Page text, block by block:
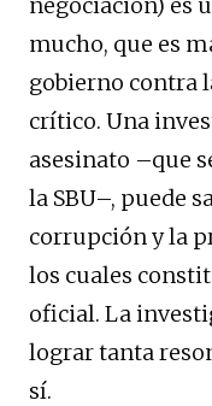
mucho, que es
gobierno contra
crítico. Una
asesinato –que
la SBU–, puede
corrupción y la
los cuales
oficial. La
lograr tanta
sí.